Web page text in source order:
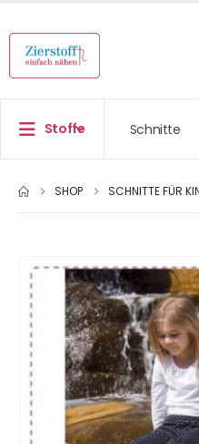
Stoffe Schnitte
SHOP SCHNITTE FÜR